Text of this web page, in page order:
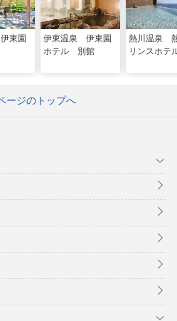
東園
伊東温泉 伊東園
ホテル 別館
熱川温泉
リンスホテ
ージのトップへ